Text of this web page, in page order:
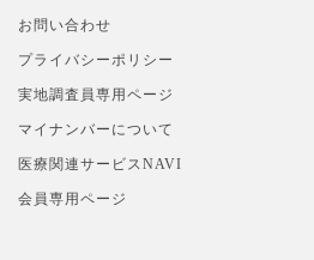
お問い合わせ
プライバシーポリシー
実地調査員専用ページ
マイナンバーについて
医療関連サービスNAVI
会員専用ページ